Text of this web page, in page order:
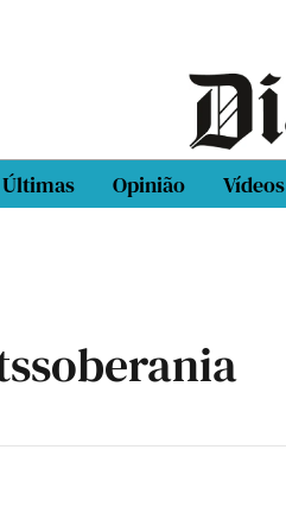
Últimas Opinião Vídeos